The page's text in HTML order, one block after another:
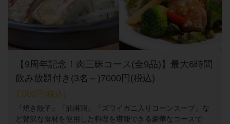
【9周年記念！肉三昧コース(全9品)】最大6時間
飲み放題付き(3名～)7000円(税込)
7,000円 (税込)
『焼き餃子』『油淋鶏』『ズワイガニ入りコーンスープ』な
ど贅沢な食材を使用した料理を堪能できる豪華なコースで